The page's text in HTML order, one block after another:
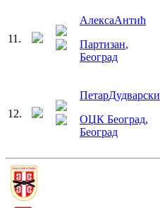
11 .
АлексаАнтић
Партизан,
Београд
12.
ПетарДудварски
ОЏК Београд,
Београд